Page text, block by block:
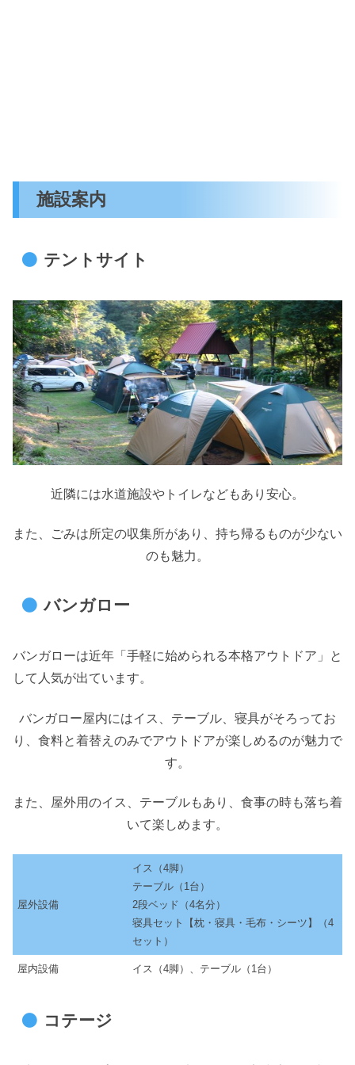
施設案内
テントサイト
近隣には水道施設やトイレなどもあり安心。
また、ごみは所定の収集所があり、持ち帰るものが少ない
のも魅力。
バンガロー
バンガローは近年「手軽に始められる本格アウトドア」と
して人気が出ています。
バンガロー屋内にはイス、テーブル、寝具がそろってお
り、食料と着替えのみでアウトドアが楽しめるのが魅力で
す。
また、屋外用のイス、テーブルもあり、食事の時も落ち着
いて楽しめます。
屋外設備
イス（4脚）
テーブル（1台）
2段ベッド（4名分）
寝具セット【枕・寝具・毛布・シーツ】（4
セット）
屋内設備 イス（4脚）、テーブル（1台）
コテージ